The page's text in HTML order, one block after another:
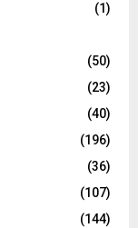
(1)
(50)
(23)
(40)
(196)
(36)
(107)
(144)